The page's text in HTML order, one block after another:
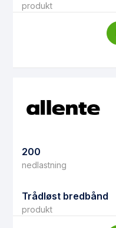
produkt
200
nedlastning
Trådløst bredbånd
produkt